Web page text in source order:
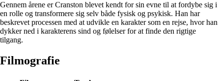
Gennem årene er Cranston blevet kendt for sin evne til at fordybe sig i
en rolle og transformere sig selv både fysisk og psykisk. Han har
beskrevet processen med at udvikle en karakter som en rejse, hvor han
dykker ned i karakterens sind og følelser for at finde den rigtige
tilgang.
Filmografie